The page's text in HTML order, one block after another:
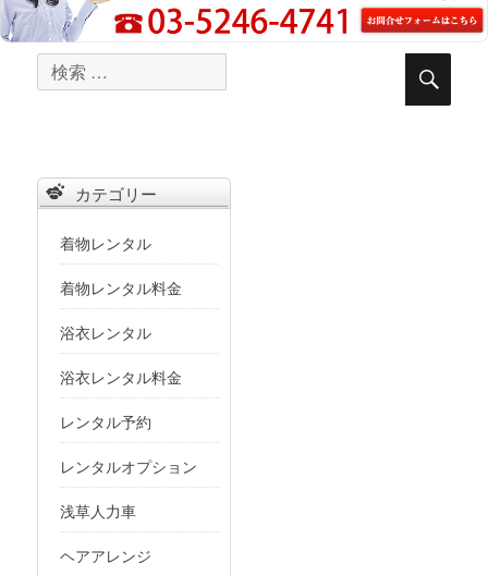
検
検
カテゴリー
着物レンタル
着物レンタル料金
浴衣レンタル
浴衣レンタル料金
レンタル予約
レンタルオプション
浅草人力車
ヘアアレンジ